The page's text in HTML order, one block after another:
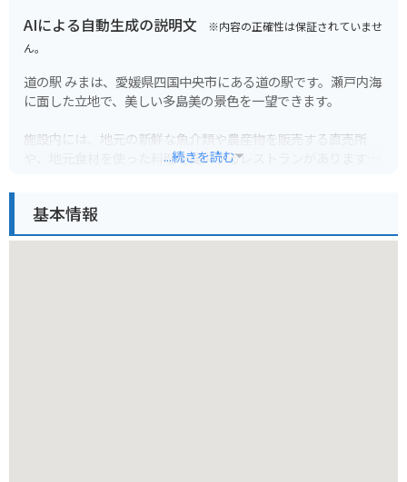
AIによる自動生成の説明文 ※内容の正確性は保証されていませ
ん。
道の駅 みまは、愛媛県四国中央市にある道の駅です。瀬戸内海
に面した立地で、美しい多島美の景色を一望できます。
施設内には、地元の新鮮な魚介類や農産物を販売する直売所
や、地元食材を使った料理を提供するレストランがあります。
す。
...続きを読む
基本情報